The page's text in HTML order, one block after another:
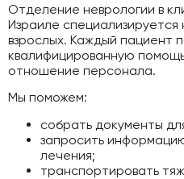
Отделение неврологии в
Израиле
взрослых. Каждый пациент
квалифицированную
отношение персонала.
Мы поможем:
собрать документы
запросить
лечения;
транспортировать